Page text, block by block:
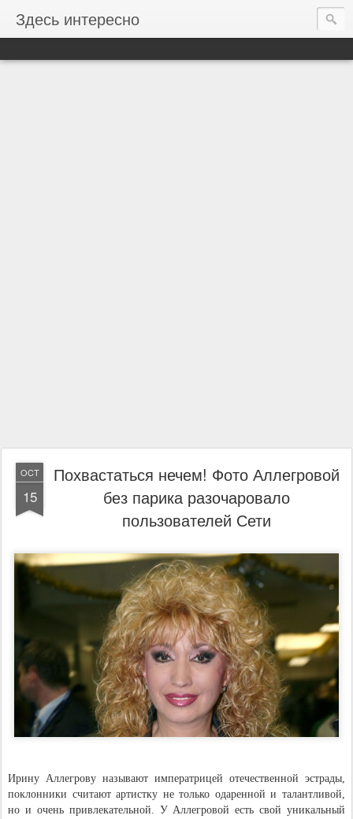
Здесь интересно
OCT
15
Похвастаться нечем! Фото Аллегровой
без парика разочаровало
пользователей Сети
Ирину Аллегрову называют императрицей отечественной эстрады,
поклонники считают артистку не только одаренной и талантливой,
но и очень привлекательной. У Аллегровой есть свой уникальный